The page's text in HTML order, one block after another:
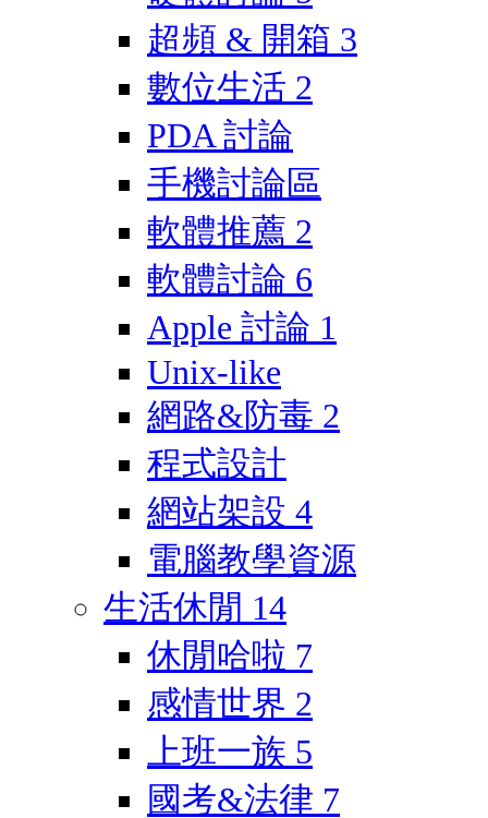
超頻 & 開箱 3
數位生活 2
PDA 討論
手機討論區
軟體推薦 2
軟體討論 6
Apple 討論 1
Unix-like
網路&防毒 2
程式設計
網站架設 4
電腦教學資源
生活休閒 14
休閒哈啦 7
感情世界 2
上班一族 5
國考&法律 7